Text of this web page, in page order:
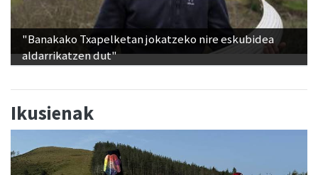
"Banakako Txapelketan jokatzeko nire eskubidea
aldarrikatzen dut"
Ikusienak